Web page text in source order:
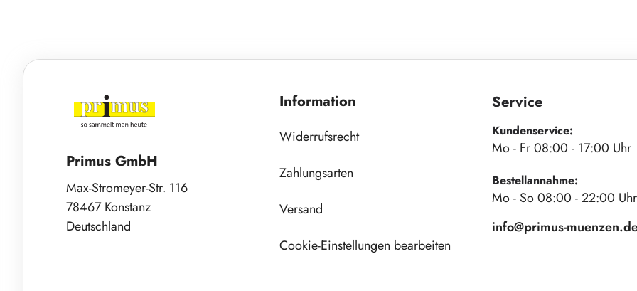
Primus GmbH
Max-Stromeyer-Str. 116
78467 Konstanz
Deutschland
Information
Widerrufsrecht
Zahlungsarten
Versand
Cookie-Einstellungen bearbeiten
Service
Kundenservice:
Mo - Fr 08:00 - 17:00 Uhr
Bestellannahme:
Mo - So 08:00 - 22:00 Uhr
info@primus-